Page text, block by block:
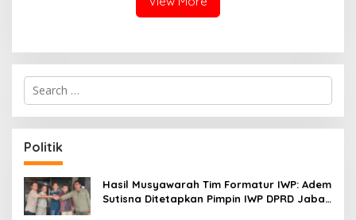
S
r
c
h
f
o
r
:
Politik
Hasil Musyawarah Tim Formatur IWP: Adem
Sutisna Ditetapkan Pimpin IWP DPRD Jabar